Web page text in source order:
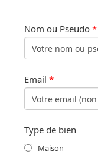
Nom ou Pseudo *
Email *
Type de bien
Maison